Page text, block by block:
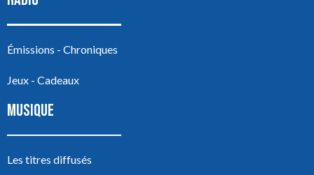
Émissions - Chroniques
Jeux - Cadeaux
MUSIQUE
Les titres diffusés